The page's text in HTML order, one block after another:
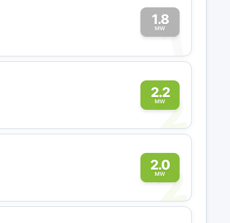
1.8
MW
1
2.2
MW
2
2.0
MW
2